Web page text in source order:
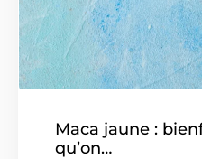
Maca jaune :
qu’on…